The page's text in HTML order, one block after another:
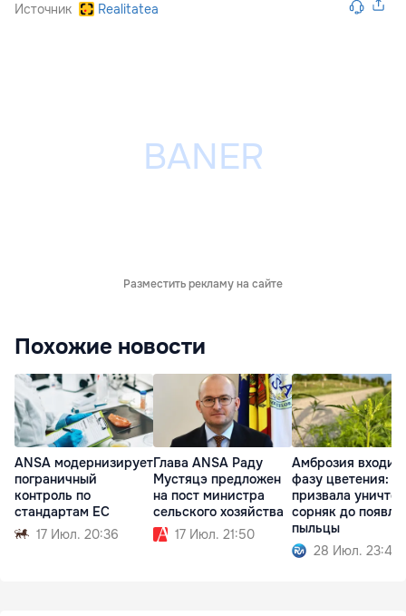
Источник Realitatea
Разместить рекламу на сайте
Похожие новости
ANSA модернизирует
пограничный
контроль по
стандартам ЕС
17 Июл. 20:36
Глава ANSA Раду
Мустяцэ предложен
на пост министра
сельского хозяйства
17 Июл. 21:50
Амброзия входит
фазу цветения:
призвала
сорняк до
пыльцы
28 Июл. 23:44